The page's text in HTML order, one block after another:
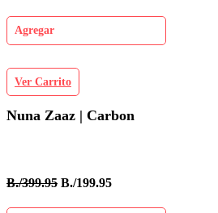
Agregar
Ver Carrito
Nuna Zaaz | Carbon
B./399.95 B./199.95